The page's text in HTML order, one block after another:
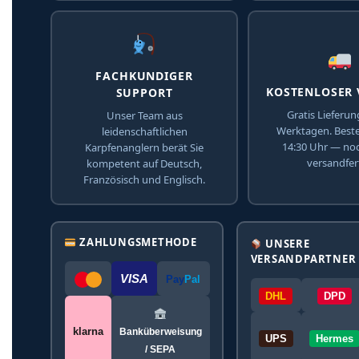
FACHKUNDIGER
SUPPORT
Unser Team aus
leidenschaftlichen
Karpfenanglern berät Sie
kompetent auf Deutsch,
Französisch und Englisch.
KOSTENLOSER
Gratis
Werktagen.
14:30 Uhr —
ZAHLUNGSMETHODE
VISA PayPal
klarna
Banküberweisung
/ SEPA
UNSERE
VERSANDPARTNER
DHL DPD
UPS Hermes